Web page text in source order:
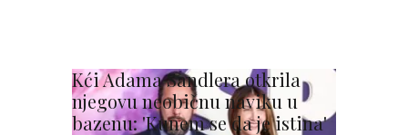
Kći Adama Sandlera otkrila
njegovu neobičnu naviku u
bazenu: 'Kunem se da je istina'